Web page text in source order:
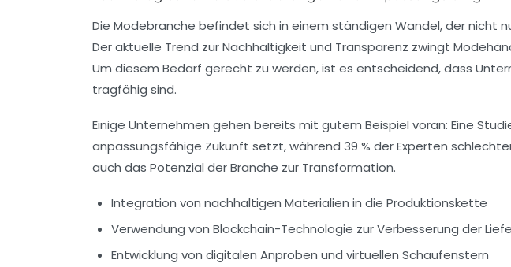
Die Modebranche befindet sich in einem ständigen Wandel, der nicht
Der aktuelle Trend zurNachhaltigkeit und Transparenz zwingt
Um diesem Bedarf gerecht zu werden, ist es entscheidend, dass
tragfähig sind.
Einige Unternehmen gehen bereits mit gutem Beispiel voran: Eine
anpassungsfähige Zukunft setzt, während 39 % der Experten
auch das Potenzial der Branche zur Transformation.
Integration von nachhaltigen Materialien in die Produktionskette
Verwendung von Blockchain-Technologie zur Verbesserung der
Entwicklung von digitalen Anproben und virtuellen Schaufenstern